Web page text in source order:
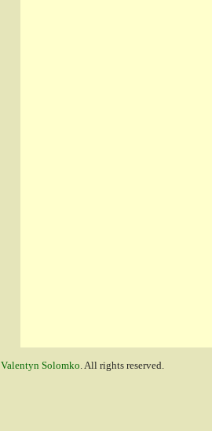
Valentyn Solomko. All rights reserved.